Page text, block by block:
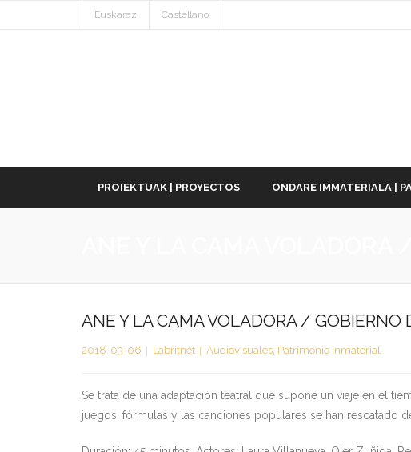
Euskaraz Castellano
PROIEKTUAK | PROYECTOS ONDARE IMMATERIALA |
ANE Y LA CAMA VOLADORA / GOBIERNO
2018-03-06 Labritnet Audiovisuales, Patrimonio inmaterial
Se trata de una adaptación teatral que supone un viaje en el
juegos, fórmulas y las canciones populares se han rescatado